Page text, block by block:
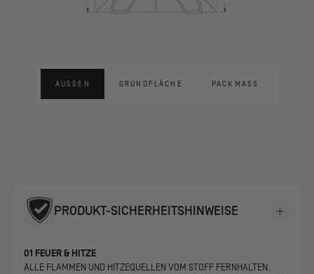
AUSSEN GRUNDFLÄCHE PACKMASS
PRODUKT-SICHERHEITSHINWEISE
01 FEUER & HITZE
ALLE FLAMMEN UND HITZEQUELLEN VOM STOFF FERNHALTEN.